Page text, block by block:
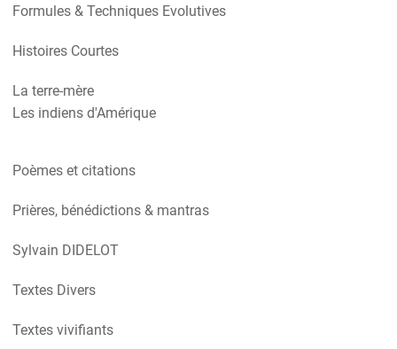
Formules & Techniques Evolutives
Histoires Courtes
La terre-mère
Les indiens d'Amérique
Poèmes et citations
Prières, bénédictions & mantras
Sylvain DIDELOT
Textes Divers
Textes vivifiants